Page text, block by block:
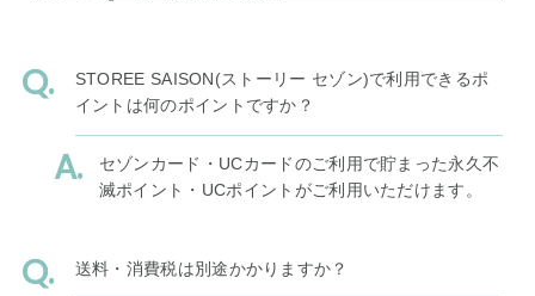
STOREE SAISON(ストーリー セゾン)で利用できるポ
イントは何のポイントですか？
セゾンカード・UCカードのご利用で貯まった永久不
滅ポイント・UCポイントがご利用いただけます。
送料・消費税は別途かかりますか？